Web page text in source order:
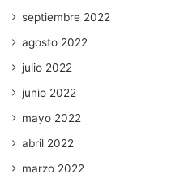
septiembre 2022
agosto 2022
julio 2022
junio 2022
mayo 2022
abril 2022
marzo 2022